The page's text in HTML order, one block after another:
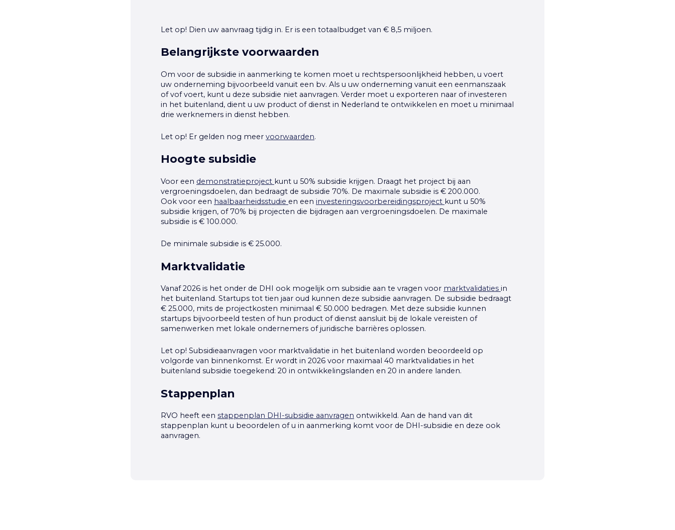
Let op! Dien uw aanvraag tijdig in. Er is een totaalbudget van € 8,5 miljoen.
Belangrijkste voorwaarden
Om voor de subsidie in aanmerking te komen moet u rechtspersoonlijkheid hebben, u voert
uw onderneming bijvoorbeeld vanuit een bv. Als u uw onderneming vanuit een eenmanszaak
of vof voert, kunt u deze subsidie niet aanvragen. Verder moet u exporteren naar of investeren
in het buitenland, dient u uw product of dienst in Nederland te ontwikkelen en moet u minimaal
drie werknemers in dienst hebben.
Let op! Er gelden nog meer voorwaarden.
Hoogte subsidie
Voor een demonstratieproject kunt u 50% subsidie krijgen. Draagt het project bij aan
vergroeningsdoelen, dan bedraagt de subsidie 70%. De maximale subsidie is € 200.000.
Ook voor een haalbaarheidsstudie en een investeringsvoorbereidingsproject kunt u 50%
subsidie krijgen, of 70% bij projecten die bijdragen aan vergroeningsdoelen. De maximale
subsidie is € 100.000.
De minimale subsidie is € 25.000.
Marktvalidatie
Vanaf 2026 is het onder de DHI ook mogelijk om subsidie aan te vragen voor marktvalidaties in
het buitenland. Startups tot tien jaar oud kunnen deze subsidie aanvragen. De subsidie bedraagt
€ 25.000, mits de projectkosten minimaal € 50.000 bedragen. Met deze subsidie kunnen
startups bijvoorbeeld testen of hun product of dienst aansluit bij de lokale vereisten of
samenwerken met lokale ondernemers of juridische barrières oplossen.
Let op! Subsidieaanvragen voor marktvalidatie in het buitenland worden beoordeeld op
volgorde van binnenkomst. Er wordt in 2026 voor maximaal 40 marktvalidaties in het
buitenland subsidie toegekend: 20 in ontwikkelingslanden en 20 in andere landen.
Stappenplan
RVO heeft een stappenplan DHI-subsidie aanvragen ontwikkeld. Aan de hand van dit
stappenplan kunt u beoordelen of u in aanmerking komt voor de DHI-subsidie en deze ook
aanvragen.